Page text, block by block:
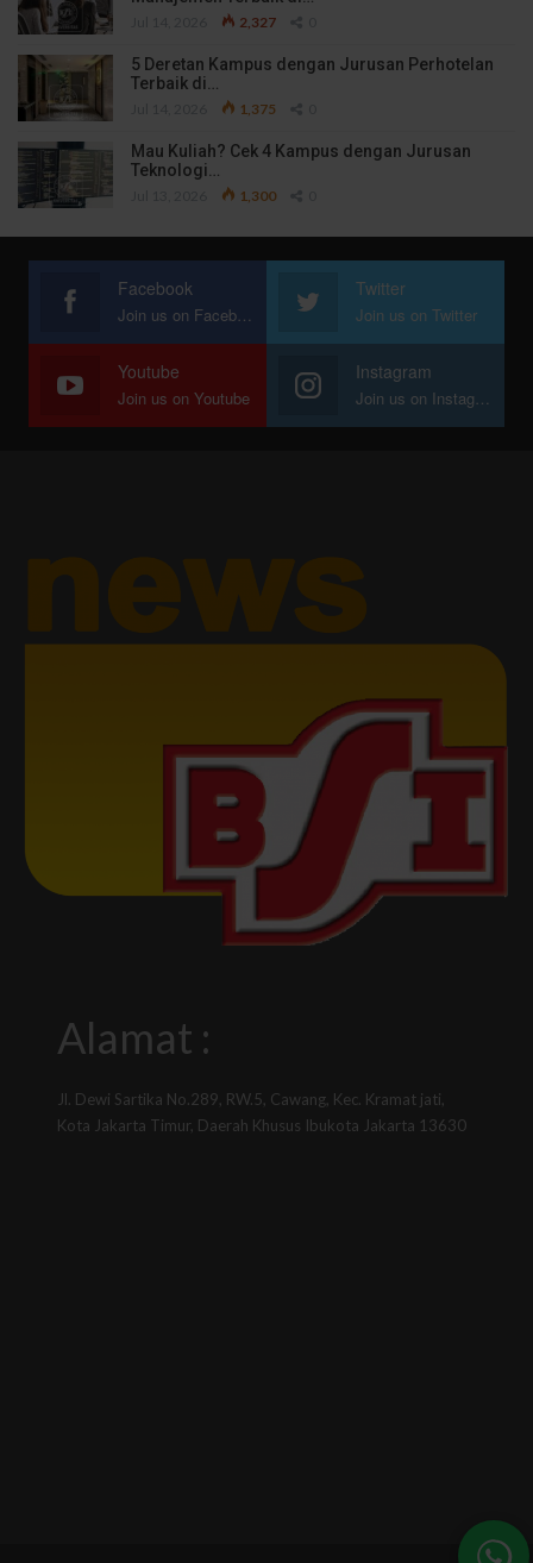
2,327
5 Deretan Kampus dengan Jurusan Perhotelan
Terbaik di…
1,375
Mau Kuliah? Cek 4 Kampus dengan Jurusan
Teknologi…
1,300
Facebook
Join us on Facebook
Twitter
Join us on Twitter
Youtube
Join us on Youtube
Instagram
Join us on Instagram
Alamat :
Jl. Dewi Sartika No.289, RW.5, Cawang, Kec. Kramat jati,
Kota Jakarta Timur, Daerah Khusus Ibukota Jakarta 13630